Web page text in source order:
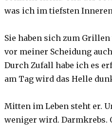
was ich im tiefsten
Sie haben sich zum
vor meiner Scheidung
Durch Zufall habe ich es
am Tag wird das Helle
Mitten im Leben steht er.
weniger wird. Darmkrebs.